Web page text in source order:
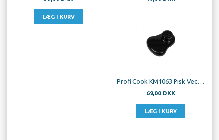
Profi Cook KM1063 Pisk Vedhæftning
69,00 DKK